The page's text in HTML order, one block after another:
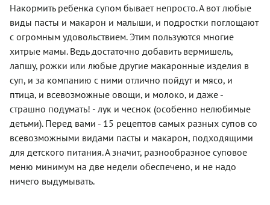
Накормить ребенка супом бывает непросто. А вот любые
виды пасты и макарон и малыши, и подростки поглощают
с огромным удовольствием. Этим пользуются многие
хитрые мамы. Ведь достаточно добавить вермишель,
лапшу, рожки или любые другие макаронные изделия в
суп, и за компанию с ними отлично пойдут и мясо, и
птица, и всевозможные овощи, и молоко, и даже -
страшно подумать! - лук и чеснок (особенно нелюбимые
детьми). Перед вами - 15 рецептов самых разных супов со
всевозможными видами пасты и макарон, подходящими
для детского питания. А значит, разнообразное суповое
меню минимум на две недели обеспечено, и не надо
ничего выдумывать.